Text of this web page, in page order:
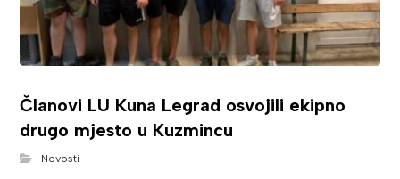
Članovi LU Kuna Legrad osvojili ekipno
drugo mjesto u Kuzmincu
Novosti